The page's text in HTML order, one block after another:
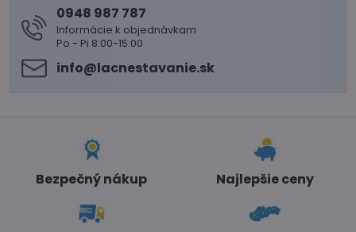
0948 987 787
Informácie k objednávkam
Po - Pi 8:00-15:00
info​@lacnestavanie​.sk
Bezpečný nákup Najlepšie ceny